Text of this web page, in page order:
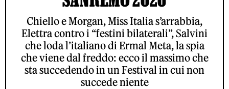
Chiello e Morgan, Miss Italia s’arrabbia,
Elettra contro i “festini bilaterali”, Salvini
che loda l’italiano di Ermal Meta, la spia
che viene dal freddo: ecco il massimo che
sta succedendo in un Festival in cui non
succede niente